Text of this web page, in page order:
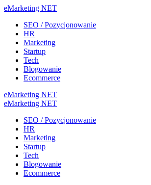
eMarketing NET
SEO / Pozycjonowanie
HR
Marketing
Startup
Tech
Blogowanie
Ecommerce
eMarketing NET
eMarketing NET
SEO / Pozycjonowanie
HR
Marketing
Startup
Tech
Blogowanie
Ecommerce